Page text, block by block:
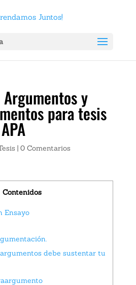
y
para tesis
| 0 Comentarios
Contenidos
Ensayo
debe sustentar tu